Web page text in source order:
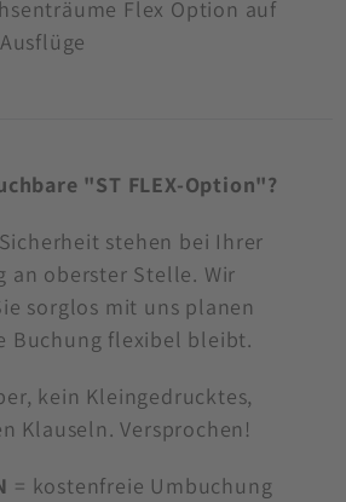
Flex Option auf
"ST FLEX-Option"?
stehen bei Ihrer
an oberster Stelle. Wir
sorglos mit uns planen
Buchung flexibel bleibt.
kein Kleingedrucktes,
Klauseln. Versprochen!
= kostenfreie Umbuchung